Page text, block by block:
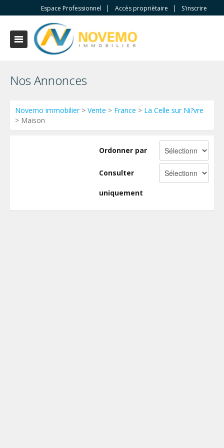
Espace Professionnel Accès propriètaire S'inscrire
Nos Annonces
Novemo immobilier> Vente > France > La Celle sur Ni?vre
> Maison
Ordonner par
Consulter
uniquement